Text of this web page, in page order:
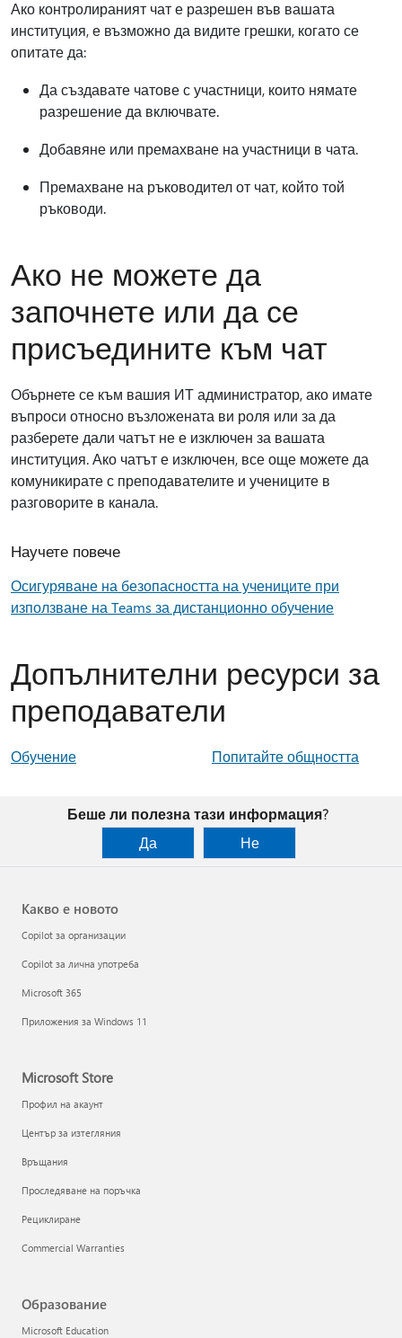
Ако контролираният чат е разрешен във вашата
институция, е възможно да видите грешки, когато се
опитате да:
Да създавате чатове с участници, които нямате
разрешение да включвате.
Добавяне или премахване на участници в чата.
Премахване на ръководител от чат, който той
ръководи.
Ако не можете да
започнете или да се
присъедините към чат
Обърнете се към вашия ИТ администратор, ако имате
въпроси относно възложената ви роля или за да
разберете дали чатът не е изключен за вашата
институция. Ако чатът е изключен, все още можете да
комуникирате с преподавателите и учениците в
разговорите в канала.
Научете повече
Осигуряване на безопасността на учениците при
използване на Teams за дистанционно обучение
Допълнителни ресурси за
преподаватели
Обучение Попитайте общността
Беше ли полезна тази информация?
Да
Не
Какво е новото
Copilot за организации
Copilot за лична употреба
Microsoft 365
Приложения за Windows 11
Microsoft Store
Профил на акаунт
Център за изтегляния
Връщания
Проследяване на поръчка
Рециклиране
Commercial Warranties
Образование
Microsoft Education